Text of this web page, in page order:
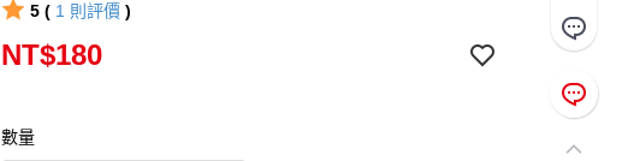
5 ( 1 則評價 )
NT$180
數量